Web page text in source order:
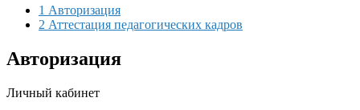
1 Авторизация
2 Аттестация педагогических кадров
Авторизация
Личный кабинет